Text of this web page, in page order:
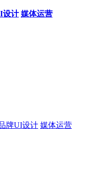
设计 媒体运营
牌UI设计 媒体运营